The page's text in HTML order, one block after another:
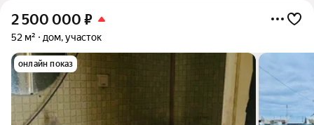
2 500 000 ₽
52 м² дом, участок
онлайн показ